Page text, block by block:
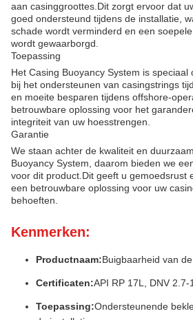
aan casinggroottes.Dit zorgt ervoor dat
goed ondersteund tijdens de installatie,
schade wordt verminderd en een
wordt gewaarborgd.
Toepassing
Het Casing Buoyancy System is
bij het ondersteunen van casingstrings
en moeite besparen tijdens offshore-
betrouwbare oplossing voor het
integriteit van uw hoesstrengen.
Garantie
We staan achter de kwaliteit en
Buoyancy System, daarom bieden we
voor dit product.Dit geeft u gemoedsrust
een betrouwbare oplossing voor uw
behoeften.
Kenmerken:
Productnaam:Buigbaarheid van
Certificaten:API RP 17L, DNV 2.7-
Toepassing:Ondersteunende